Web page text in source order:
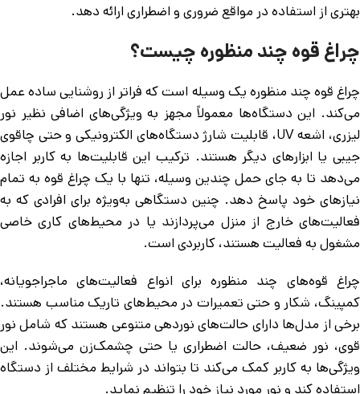
بهتری از استفاده در مواقع ضروری و اضطراری ارائه دهد.
چراغ قوه چند منظوره چیست؟
چراغ قوه چند منظوره یک وسیله است که فراتر از روشنایی ساده عمل
می‌کند. این دستگاه‌ها معمولاً مجهز به ویژگی‌های اضافی نظیر نور
لیزری، اشعه UV، قابلیت شارژ دستگاه‌های الکترونیکی و حتی چاقوی
جیبی یا ابزارهای دیگر هستند. ترکیب این قابلیت‌ها به کاربر اجازه
می‌دهد تا به جای حمل چندین وسیله، تنها با یک چراغ قوه به تمام
نیازهای خود پاسخ دهد. چنین دستگاهی به‌ویژه برای افرادی که به
فعالیت‌های خارج از منزل می‌پردازند یا در محیط‌های کاری خاصی
مشغول به فعالیت هستند، کاربردی است.
چراغ قوه‌های چند منظوره برای انواع فعالیت‌های ماجراجویانه،
کمپینگ، شکار و حتی تعمیرات در محیط‌های تاریک مناسب هستند.
برخی از مدل‌ها دارای حالت‌های نوردهی متنوعی هستند که شامل نور
قوی، نور ضعیف، حالت اضطراری یا حتی چشمک‌زن می‌شوند. این
ویژگی‌ها به کاربر کمک می‌کند تا بتواند در شرایط مختلف از دستگاه
استفاده کند و نور مورد نیاز خود را تنظیم نماید.